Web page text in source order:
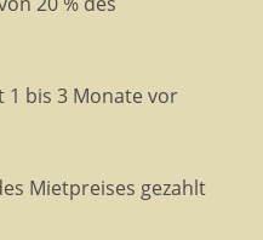
bis 3 Monate vor
gezahlt